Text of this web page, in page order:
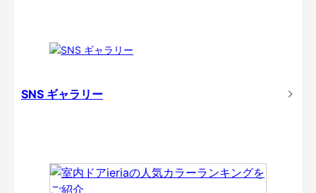
SNS ギャラリー